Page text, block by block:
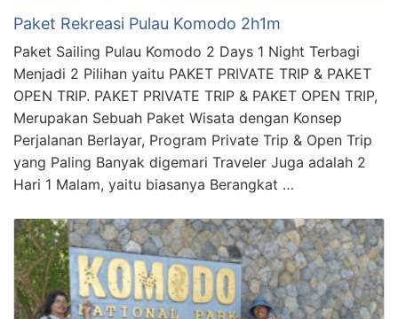
Paket Rekreasi Pulau Komodo 2h1m
Paket Sailing Pulau Komodo 2 Days 1 Night Terbagi
Menjadi 2 Pilihan yaitu PAKET PRIVATE TRIP & PAKET
OPEN TRIP. PAKET PRIVATE TRIP & PAKET OPEN TRIP,
Merupakan Sebuah Paket Wisata dengan Konsep
Perjalanan Berlayar, Program Private Trip & Open Trip
yang Paling Banyak digemari Traveler Juga adalah 2
Hari 1 Malam, yaitu biasanya Berangkat …